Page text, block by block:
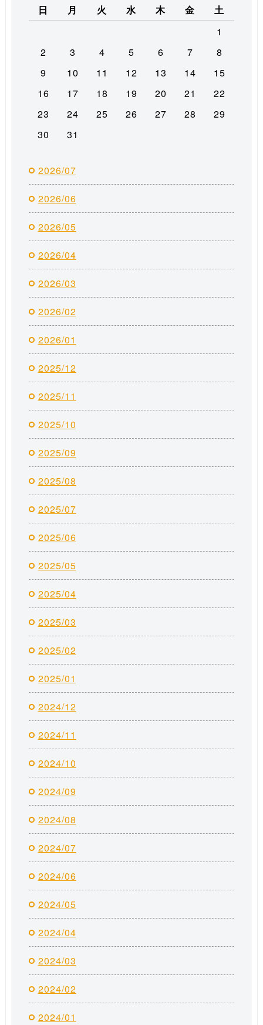
日 月 火 水 木 金
土
1
2
3 4 5 6 7
8
9
10 11 12 13 14
15
16
17 18 19 20 21
22
23
24 25 26 27 28
29
30
31
2026/07
2026/06
2026/05
2026/04
2026/03
2026/02
2026/01
2025/12
2025/11
2025/10
2025/09
2025/08
2025/07
2025/06
2025/05
2025/04
2025/03
2025/02
2025/01
2024/12
2024/11
2024/10
2024/09
2024/08
2024/07
2024/06
2024/05
2024/04
2024/03
2024/02
2024/01